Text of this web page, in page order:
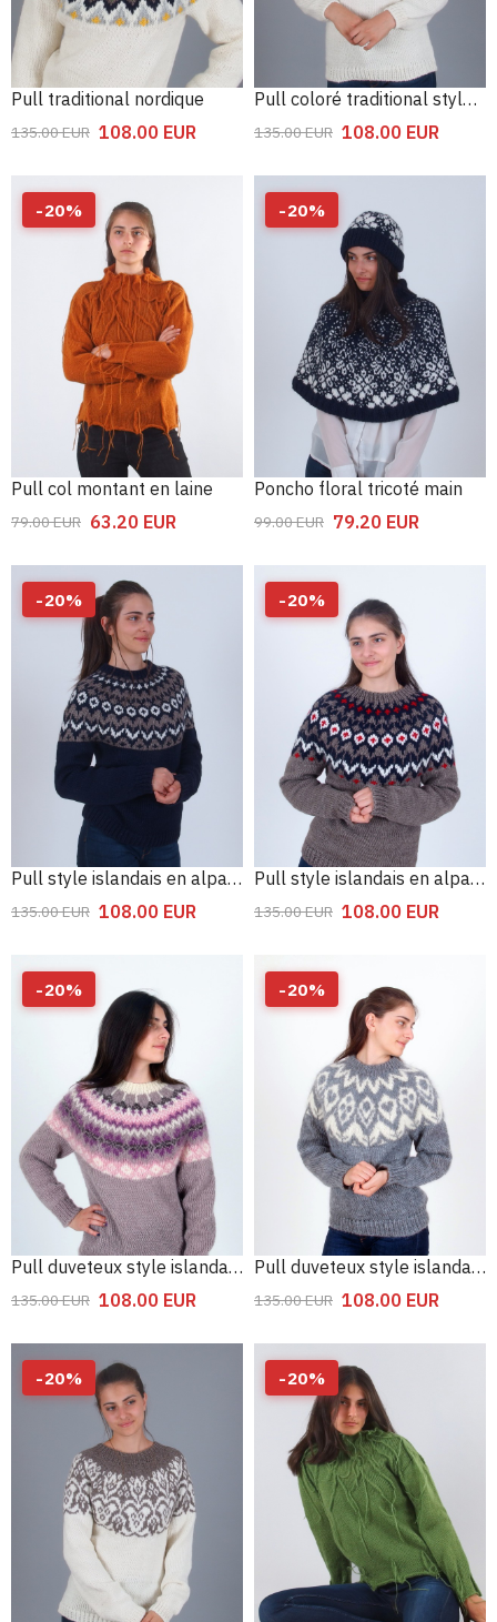
Pull traditional nordique
135.00EUR 108.00 EUR
Pull coloré traditional style islandais
135.00EUR 108.00 EUR
-20%
Pull col montant en laine
79.00EUR 63.20 EUR
-20%
Poncho floral tricoté main
99.00EUR 79.20 EUR
-20%
Pull style islandais en alpaga en laine
135.00EUR 108.00 EUR
-20%
Pull style islandais en alpaga en laine
135.00EUR 108.00 EUR
-20%
Pull duveteux style islandais floral
135.00EUR 108.00 EUR
-20%
Pull duveteux style islandais en laine
135.00EUR 108.00 EUR
-20% -20%